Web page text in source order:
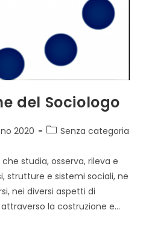
del Sociologo
2020
Categoria
Senza categoria
studia, osserva, rileva e
strutture e sistemi sociali, ne
nei diversi aspetti di
la costruzione e…